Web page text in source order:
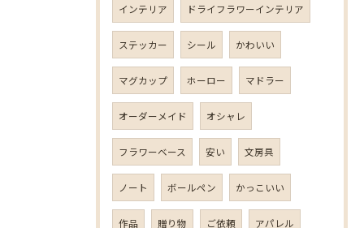
インテリア ドライフラワーインテリア
ステッカー シール かわいい
マグカップ ホーロー マドラー
オーダーメイド オシャレ
フラワーベース 安い 文房具
ノート ボールペン かっこいい
作品 贈り物 ご依頼 アパレル